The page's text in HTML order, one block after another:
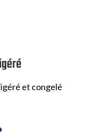
et congelé